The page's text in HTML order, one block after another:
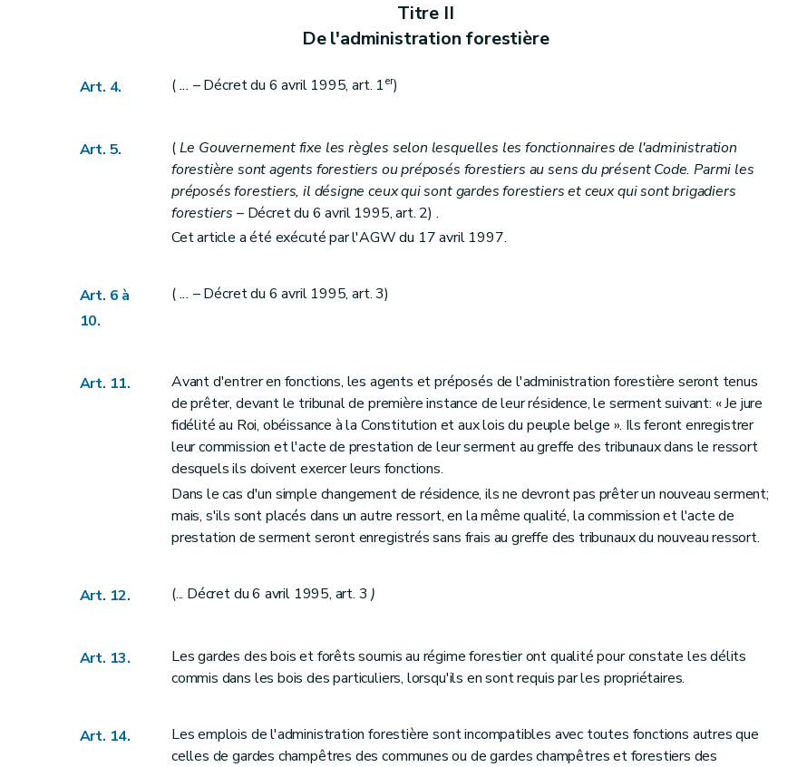
Art. 47
Art. 49
Art. 50
Des exploitations
Section 1 Dispositions générales
Art. 51
Art. 53
Art. 56
Art. 57
Art. 58
Art. 59
Art. 60
Art. 61
Art. 62
Art. 63
Art. 65
Art. 67
Art. 68
Art. 69
Réarpentages et recolements
Titre II
De l'administration forestière
Art. 4. (... – Décret du 6 avril 1995, art. 1er)
Art. 5. (Le Gouvernement fixe les règles selon lesquelles les fonctionnaires de l'administration
forestière sont agents forestiers ou préposés forestiers au sens du présent Code. Parmi les
préposés forestiers, il désigne ceux qui sont gardes forestiers et ceux qui sont brigadiers
forestiers – Décret du 6 avril 1995, art. 2) .
Cet article a été exécuté par l'AGW du 17 avril 1997.
Art. 6 à
10.
(... – Décret du 6 avril 1995, art. 3)
Art. 11.
Avant d'entrer en fonctions, les agents et préposés de l'administration forestière seront tenus
de prêter, devant le tribunal de première instance de leur résidence, le serment suivant: « Je jure
fidélité au Roi, obéissance à la Constitution et aux lois du peuple belge ». Ils feront enregistrer
leur commission et l'acte de prestation de leur serment au greffe des tribunaux dans le ressort
desquels ils doivent exercer leurs fonctions.
Dans le cas d'un simple changement de résidence, ils ne devront pas prêter un nouveau serment;
mais, s'ils sont placés dans un autre ressort, en la même qualité, la commission et l'acte de
prestation de serment seront enregistrés sans frais au greffe des tribunaux du nouveau ressort.
Art. 12. (... Décret du 6 avril 1995, art. 3)
Art. 13.
Les gardes des bois et forêts soumis au régime forestier ont qualité pour constate les délits
commis dans les bois des particuliers, lorsqu'ils en sont requis par les propriétaires.
Art. 14.
Les emplois de l'administration forestière sont incompatibles avec toutes fonctions autres que
celles de gardes champêtres des communes ou de gardes champêtres et forestiers des